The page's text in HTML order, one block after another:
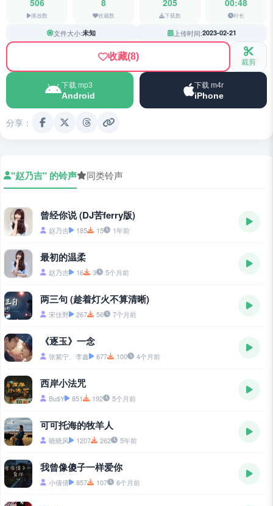
506
播放数
8
收藏数
205
下载数
00:48
时长
文件大小:未知 上传时间:2023-02-21
收藏(8) 裁剪
下载 mp3
Android
下载 m4r
iPhone
分享：
"赵乃吉" 的铃声 同类铃声
曾经你说 (DJ苦ferry版)
赵乃吉 185 15 1年前
最初的温柔
赵乃吉 16 3 5个月前
两三句 (趁着灯火不算清晰)
宋佳野 267 56 7个月前
《逐玉》一念
张紫宁、李鑫 677 100 4个月前
西岸小法咒
Bu$Y 851 192 5个月前
可可托海的牧羊人
晓晓风 1207 262 5年前
我曾像傻子一样爱你
小倩倩 857 107 6个月前